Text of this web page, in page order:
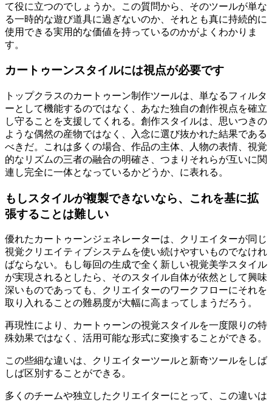
て役に立つのでしょうか。この質問から、そのツールが単な
る一時的な遊び道具に過ぎないのか、それとも真に持続的に
使用できる実用的な価値を持っているのかがよくわかりま
す。
カートゥーンスタイルには視点が必要です
トップクラスのカートゥーン制作ツールは、単なるフィルタ
ーとして機能するのではなく、あなた独自の創作視点を確立
し守ることを支援してくれる。創作スタイルは、思いつきの
ような偶然の産物ではなく、入念に選び抜かれた結果である
べきだ。これは多くの場合、作品の主体、人物の表情、視覚
的なリズムの三者の融合の明確さ、つまりそれらが互いに関
連し完全に一体となっているかどうか、に表れる。
もしスタイルが複製できないなら、これを基に拡
張することは難しい
優れたカートゥーンジェネレーターは、クリエイターが同じ
視覚クリエイティブシステムを使い続けやすいものでなけれ
ばならない。もし毎回の生成で全く新しい視覚美学スタイル
が実現されるとしたら、そのスタイル自体が依然として興味
深いものであっても、クリエイターのワークフローにそれを
取り入れることの難易度が大幅に高まってしまうだろう。
再現性により、カートゥーンの視覚スタイルを一度限りの特
殊効果ではなく、活用可能な形式に変換することができる。
この些細な違いは、クリエイターツールと新奇ツールをしば
しば区別することができる。
多くのチームや独立したクリエイターにとって、この違いは